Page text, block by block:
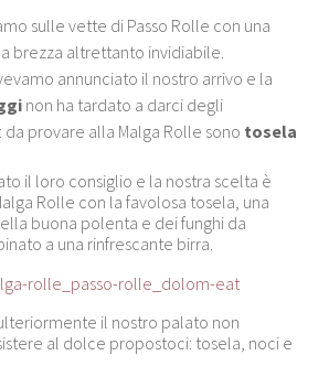
sulle vette di Passo Rolle con una
brezza altrettanto invidiabile.
annunciato il nostro arrivo e la
non ha tardato a darci degli
da provare alla Malga Rolle sono tosela
il loro consiglio e la nostra scelta è
Rolle con la favolosa tosela, una
buona polenta e dei funghi da
a una rinfrescante birra.
il nostro palato non
al dolce propostoci: tosela, noci e